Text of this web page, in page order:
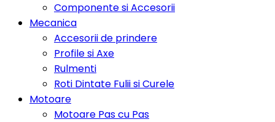
Componente si Accesorii
Mecanica
Accesorii de prindere
Profile si Axe
Rulmenti
Roti Dintate Fulii si Curele
Motoare
Motoare Pas cu Pas